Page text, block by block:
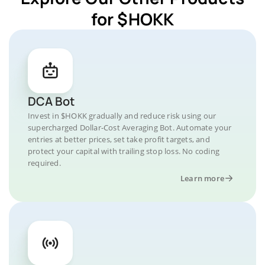
for $HOKK
DCA Bot
Invest in $HOKK gradually and reduce risk using our
supercharged Dollar-Cost Averaging Bot. Automate your
entries at better prices, set take profit targets, and
protect your capital with trailing stop loss. No coding
required.
Learn more